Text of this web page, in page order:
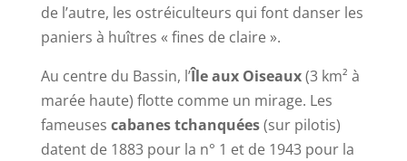
de l’autre, les ostréiculteurs qui font danser les
paniers à huîtres « fines de claire ».
Au centre du Bassin, l’Île aux Oiseaux(3 km² à
marée haute) flotte comme un mirage. Les
fameuses cabanes tchanquées(sur pilotis)
datent de 1883 pour la n° 1 et de 1943 pour la